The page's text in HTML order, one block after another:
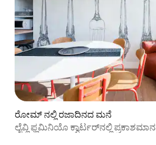
ರೋಮ್ ನಲ್ಲಿ ರಜಾದಿನದ ಮನೆ
ಲೈವ್ಲಿ ಫ್ಲಮಿನಿಯೊ ಕ್ವಾರ್ಟರ್‌ನಲ್ಲಿ